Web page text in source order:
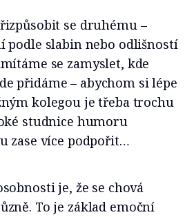
se druhému –
podle slabin nebo odlišností
se zamyslet, kde
přidáme – abychom si lépe
kolegou je třeba trochu
studnice humoru
zase více podpořit…
je, že se chová
To je základ emoční